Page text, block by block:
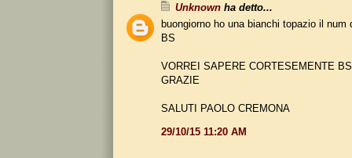
Unknown ha detto...
buongiorno ho una bianchi topazio il num
BS
VORREI SAPERE CORTESEMENTE
GRAZIE
SALUTI PAOLO CREMONA
29/10/15 11:20 AM